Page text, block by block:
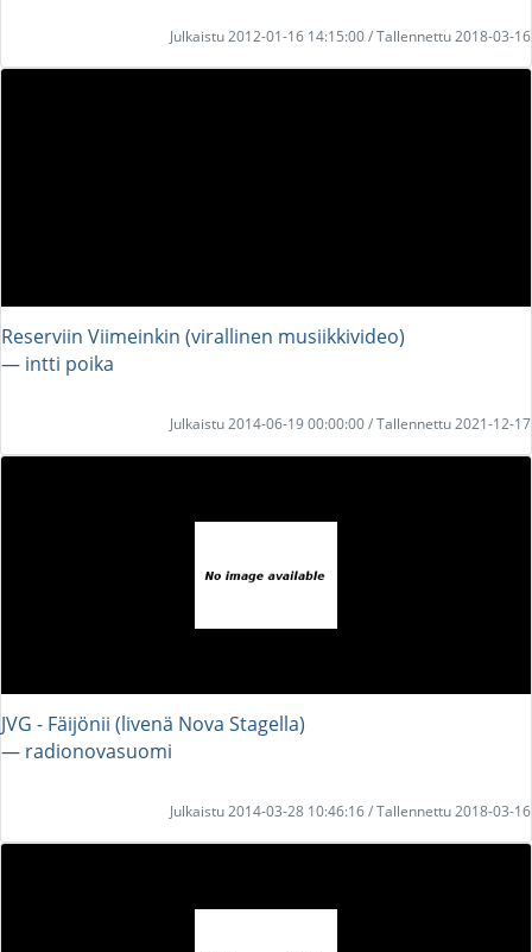
Julkaistu 2012-01-16 14:15:00 / Tallennettu 2018-03-16
Reserviin Viimeinkin (virallinen musiikkivideo)
― intti poika
Julkaistu 2014-06-19 00:00:00 / Tallennettu 2021-12-17
JVG - Fäijönii (livenä Nova Stagella)
― radionovasuomi
Julkaistu 2014-03-28 10:46:16 / Tallennettu 2018-03-16